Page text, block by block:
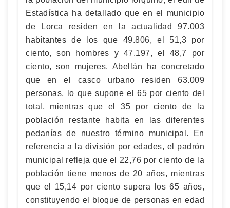
Estadística ha detallado que en el municipio
de Lorca residen en la actualidad 97.003
habitantes de los que 49.806, el 51,3 por
ciento, son hombres y 47.197, el 48,7 por
ciento, son mujeres. Abellán ha concretado
que en el casco urbano residen 63.009
personas, lo que supone el 65 por ciento del
total, mientras que el 35 por ciento de la
población restante habita en las diferentes
pedanías de nuestro término municipal. En
referencia a la división por edades, el padrón
municipal refleja que el 22,76 por ciento de la
población tiene menos de 20 años, mientras
que el 15,14 por ciento supera los 65 años,
constituyendo el bloque de personas en edad